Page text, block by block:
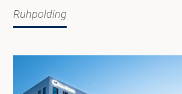
Ruhpolding